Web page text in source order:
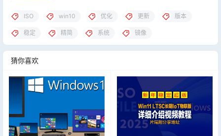
ISO win10 优化 更新 版本
稳定 精简 系统 镜像
猜你喜欢